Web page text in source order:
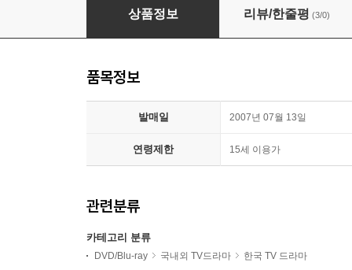
대장금 전편 박스세트 (19 Disc)
상품정보 리뷰/한줄평 (3/0)
품목정보
발매일 2007년 07월 13일
연령제한 15세 이용가
관련분류
카테고리 분류
DVD/Blu-ray 국내외 TV드라마 한국 TV 드라마